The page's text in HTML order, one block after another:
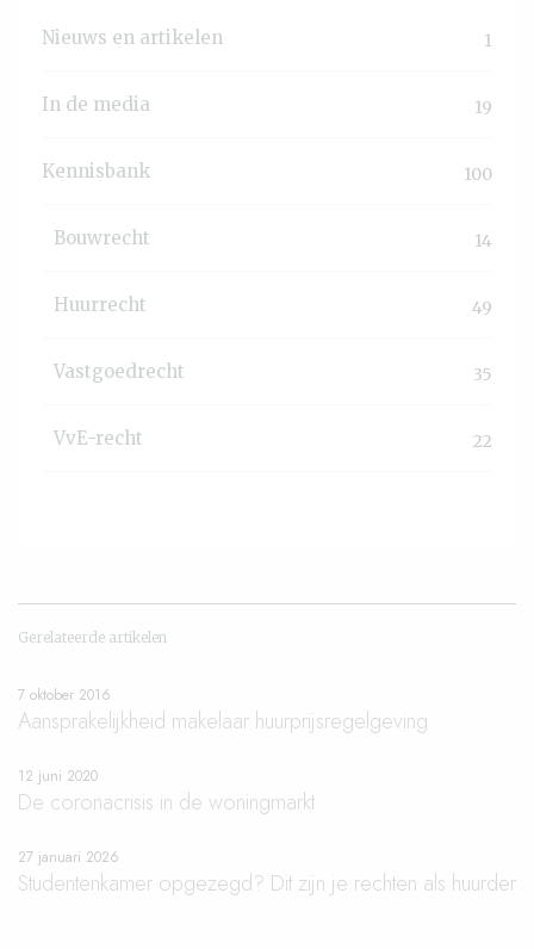
In de media 19
Kennisbank 100
Bouwrecht 14
Huurrecht 49
Vastgoedrecht 35
VvE-recht 22
Nieuws en artikelen 1
Gerelateerde artikelen
7 oktober 2016
Aansprakelijkheid makelaar huurprijsregelgeving
12 juni 2020
De coronacrisis in de woningmarkt
27 januari 2026
Studentenkamer opgezegd? Dit zijn je rechten als huurder